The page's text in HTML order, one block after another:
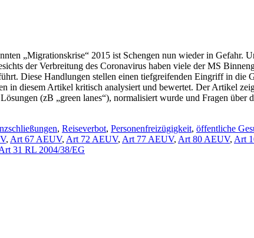
„Migrationskrise“ 2015 ist Schengen nun wieder in Gefahr.
der Verbreitung des Coronavirus haben viele der MS
Diese Handlungen stellen einen tiefgreifenden Eingriff in die
in diesem Artikel kritisch analysiert und bewertet. Der Artikel
(zB „green lanes“), normalisiert wurde und Fragen über
, Reiseverbot, Personenfreizügigkeit, öffentliche
, Art 67 AEUV, Art 72 AEUV, Art 77 AEUV, Art 80 AEUV, Art
31 RL 2004/38/EG